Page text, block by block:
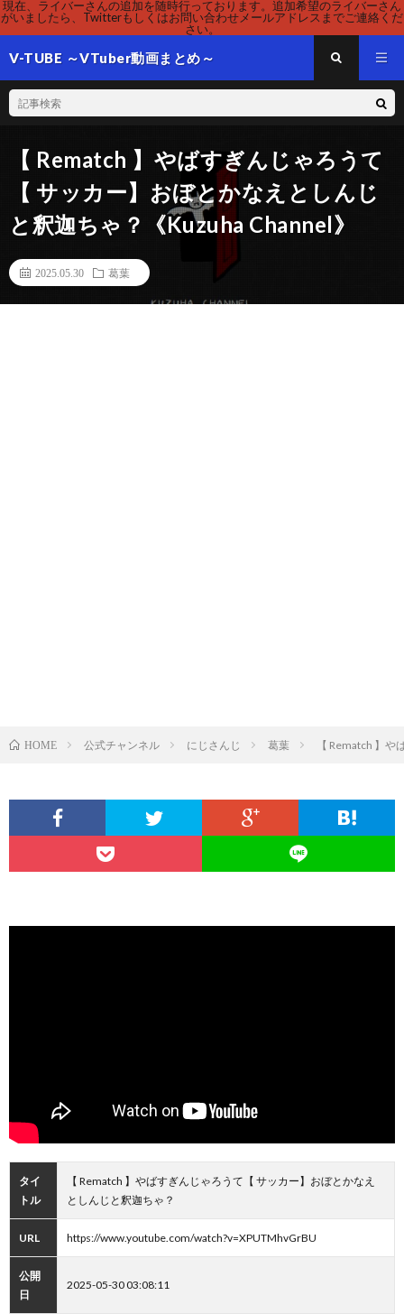
現在、ライバーさんの追加を随時行っております。追加希望のライバーさん
がいましたら、Twitterもしくはお問い合わせメールアドレスまでご連絡くだ
さい。
V-TUBE ～VTuber動画まとめ～
【 Rematch 】やばすぎんじゃろうて
【 サッカー】​​おぼとかなえとしんじ
と釈迦ちゃ？《Kuzuha Channel》
2025.05.30 葛葉
HOME 公式チャンネル にじさんじ 葛葉 【 Rematch 】
タイ
トル
【 Rematch 】やばすぎんじゃろうて【 サッカー】​​おぼとかなえ
としんじと釈迦ちゃ？
URL https://www.youtube.com/watch?v=XPUTMhvGrBU
公開
日
2025-05-30 03:08:11